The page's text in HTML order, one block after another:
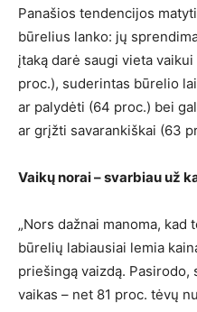
Panašios tendencijos
būrelius lanko: jų
įtaką darė saugi vieta
proc.), suderintas būrelio
ar palydėti (64 proc.) bei
ar grįžti savarankiškai (63
Vaikų norai – svarbiau už
„Nors dažnai manoma,
būrelių labiausiai lemia
priešingą vaizdą. Pasirodo,
vaikas – net 81 proc. tėvų